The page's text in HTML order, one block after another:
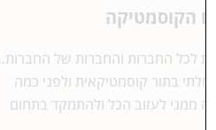
לכל החברות והחברות של
בתור קוסמטיקאית ולפני כמה
ממני לעזוב הכל ולהתמקד בתחום